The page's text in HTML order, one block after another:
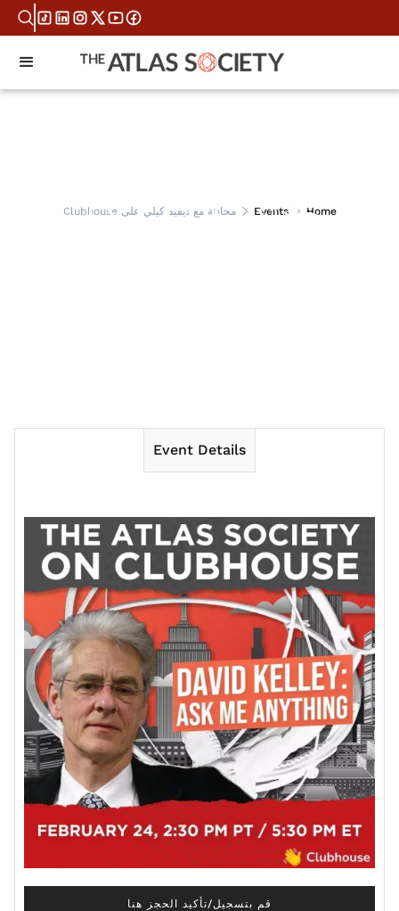
Home
Events محادثة مع ديفيد كيلي على Clubhouse
محادثة مع ديفيد كيلي
Event Details
قم بتسجيل/تأكيد الحجز هنا